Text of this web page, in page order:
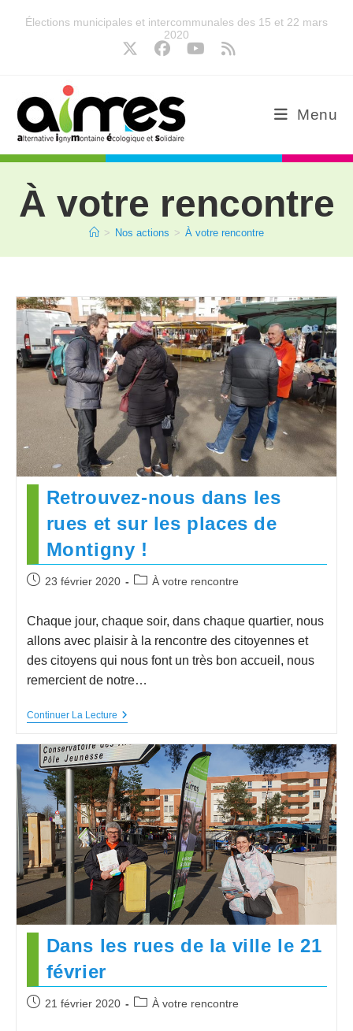
Élections municipales et intercommunales des 15 et 22 mars
2020
Menu
À votre rencontre
> Nos actions > À votre rencontre
Retrouvez-nous dans les
rues et sur les places de
Montigny !
23 février 2020 À votre rencontre
Chaque jour, chaque soir, dans chaque quartier, nous
allons avec plaisir à la rencontre des citoyennes et
des citoyens qui nous font un très bon accueil, nous
remercient de notre…
Continuer La Lecture
Dans les rues de la ville le 21
février
21 février 2020 À votre rencontre